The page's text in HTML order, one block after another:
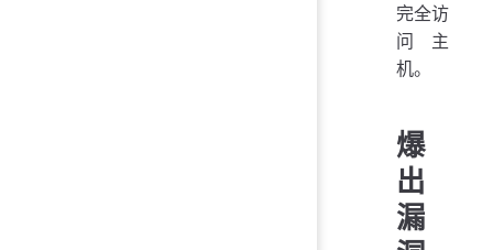
完全访
问主
机。
爆
出
漏